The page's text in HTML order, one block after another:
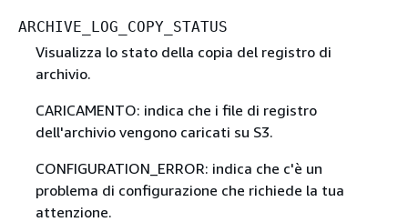
ARCHIVE_LOG_COPY_STATUS
Visualizza lo stato della copia del registro di
archivio.
CARICAMENTO: indica che i file di registro
dell'archivio vengono caricati su S3.
CONFIGURATION_ERROR: indica che c'è un
problema di configurazione che richiede la tua
attenzione.